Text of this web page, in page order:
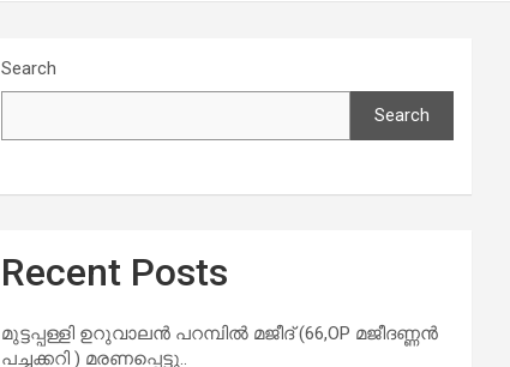
Search
Search
Recent Posts
മുട്ടപ്പള്ളി ഉറുവാലൻ പറമ്പിൽ മജീദ് (66,OP മജീദണ്ണൻ
പച്ചക്കറി ) മരണപ്പെട്ടു..